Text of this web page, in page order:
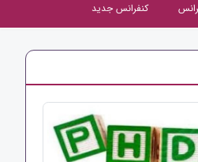
کنفرانس جدید